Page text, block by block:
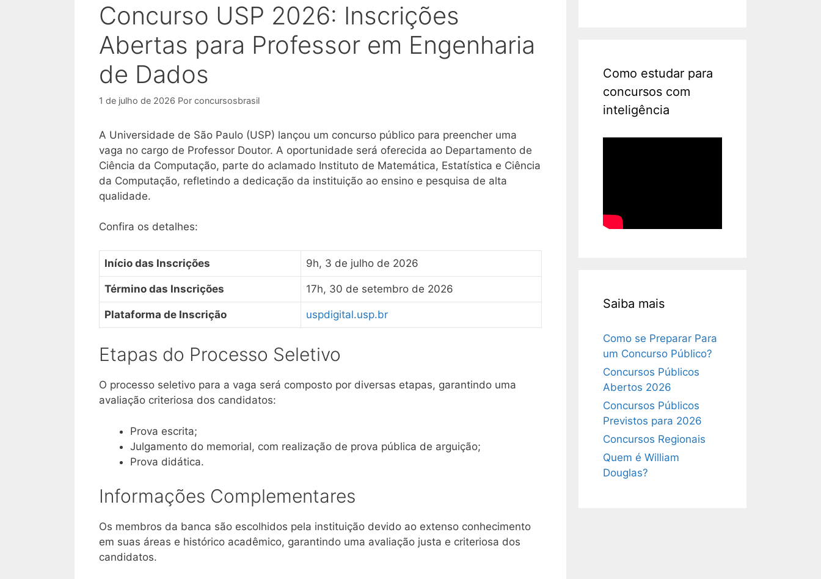
Concurso USP 2026: Inscrições
Abertas para Professor em Engenharia
de Dados
1 de julho de 2026 Por concursosbrasil
A Universidade de São Paulo (USP) lançou um concurso público para preencher uma
vaga no cargo de Professor Doutor. A oportunidade será oferecida ao Departamento de
Ciência da Computação, parte do aclamado Instituto de Matemática, Estatística e Ciência
da Computação, refletindo a dedicação da instituição ao ensino e pesquisa de alta
qualidade.
Confira os detalhes:
Início das Inscrições 9h, 3 de julho de 2026
Término das Inscrições 17h, 30 de setembro de 2026
Plataforma de Inscrição uspdigital.usp.br
Etapas do Processo Seletivo
O processo seletivo para a vaga será composto por diversas etapas, garantindo uma
avaliação criteriosa dos candidatos:
Prova escrita;
Julgamento do memorial, com realização de prova pública de arguição;
Prova didática.
Informações Complementares
Os membros da banca são escolhidos pela instituição devido ao extenso conhecimento
em suas áreas e histórico acadêmico, garantindo uma avaliação justa e criteriosa dos
candidatos.
Como estudar para
concursos com
inteligência
Saiba mais
Como se Preparar Para
um Concurso Público?
Concursos Públicos
Abertos 2026
Concursos Públicos
Previstos para 2026
Concursos Regionais
Quem é William
Douglas?